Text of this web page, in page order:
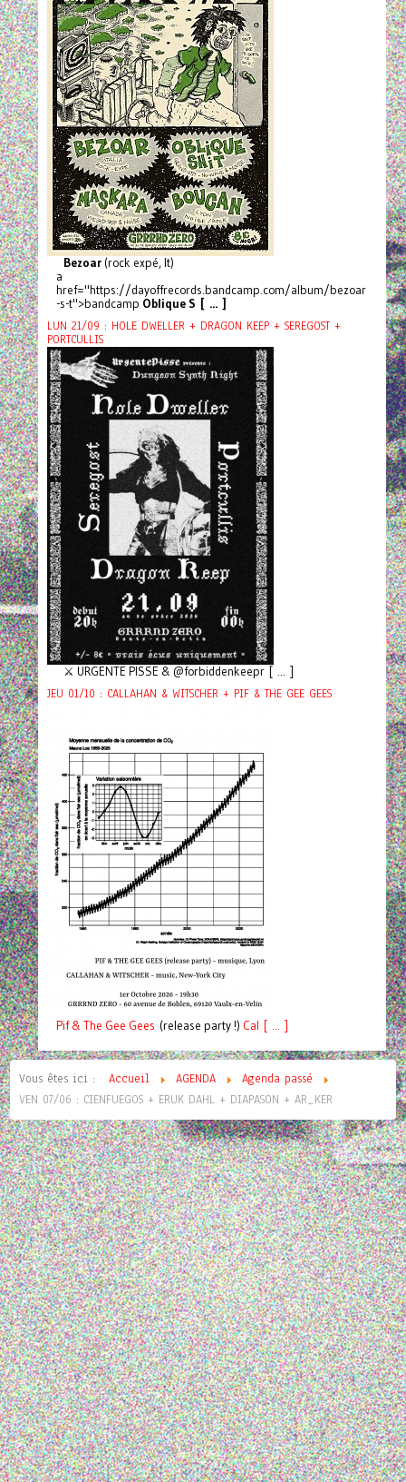
Bezoar(rock expé, It)
a
href="https://dayoffrecords.bandcamp.com/album/bezoar
-s-t">bandcamp Oblique S [ ... ]
LUN 21/09 : HOLE DWELLER + DRAGON KEEP + SEREGOST +
PORTCULLIS
⚔️ URGENTE PISSE & @forbiddenkeepr [ ... ]
JEU 01/10 : CALLAHAN & WITSCHER + PIF & THE GEE GEES
Pif& The Gee Gees (release party !) Cal [ ... ]
Vous êtes ici : Accueil AGENDA
Agenda passé
VEN 07/06 : CIENFUEGOS + ERUK DAHL + DIAPASON + AR_KER